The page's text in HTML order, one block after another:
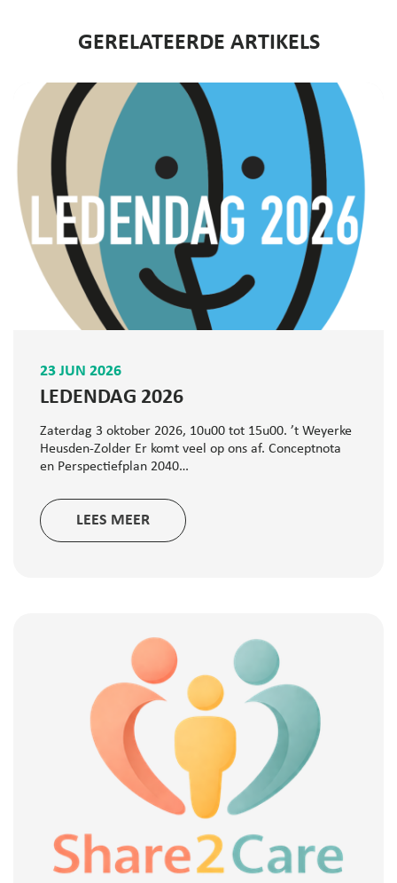
GERELATEERDE ARTIKELS
23 JUN 2026
LEDENDAG 2026
Zaterdag 3 oktober 2026, 10u00 tot 15u00. ’t Weyerke
Heusden-Zolder Er komt veel op ons af. Conceptnota
en Perspectiefplan 2040…
LEES MEER